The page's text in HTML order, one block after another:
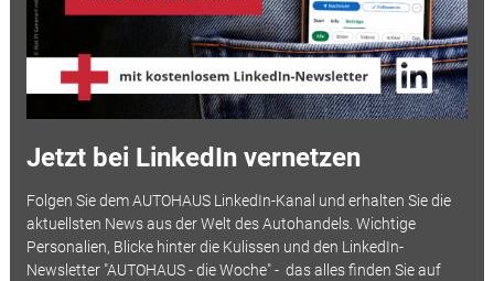
Jetzt bei LinkedIn vernetzen
Folgen Sie dem AUTOHAUS LinkedIn-Kanal und erhalten Sie die
aktuellsten News aus der Welt des Autohandels. Wichtige
Personalien, Blicke hinter die Kulissen und den LinkedIn-
Newsletter "AUTOHAUS - die Woche" - das alles finden Sie auf